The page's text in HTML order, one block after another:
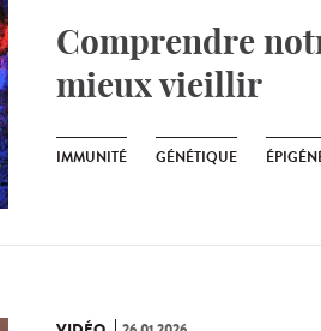
Comprendre
mieux vieillir
IMMUNITÉ GÉNÉTIQUE